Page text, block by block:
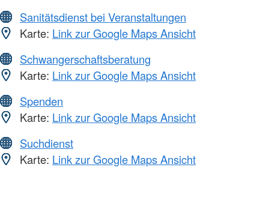
Sanitätsdienst bei Veranstaltungen
Karte: Link zur Google Maps Ansicht
Schwangerschaftsberatung
Karte: Link zur Google Maps Ansicht
Spenden
Karte: Link zur Google Maps Ansicht
Suchdienst
Karte: Link zur Google Maps Ansicht